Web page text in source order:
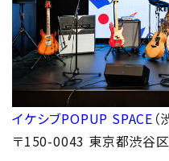
イケシブPOPUP SPACE （
〒150-0043 東京都渋谷